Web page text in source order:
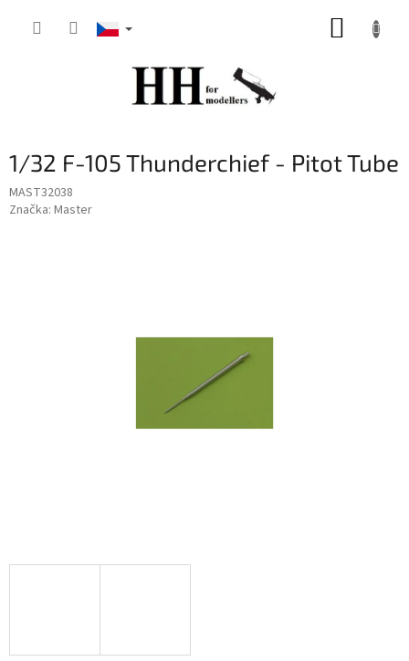
1/32 F-105 Thunderchief - Pitot Tube
MAST32038
Značka: Master